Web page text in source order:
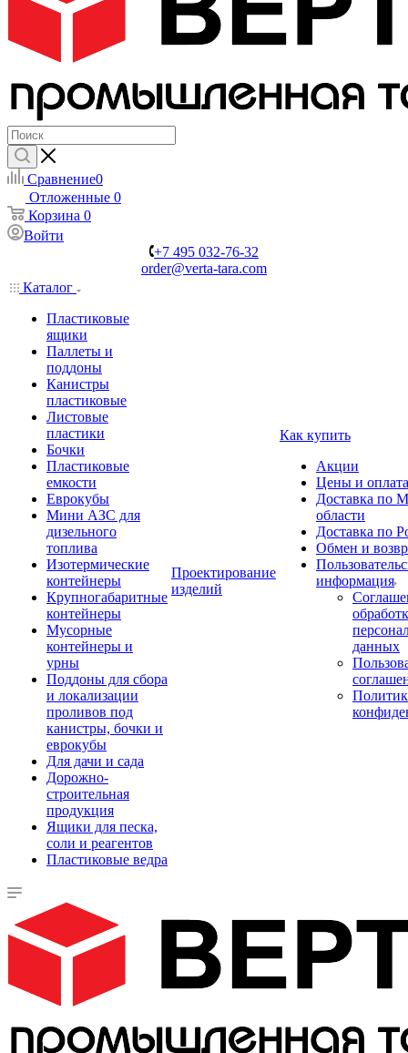
Сравнение0
Отложенные 0
Корзина 0
Войти
+7 495 032-76-32
order@verta-tara.com
Каталог
Пластиковые
ящики
Паллеты и
поддоны
Канистры
пластиковые
Листовые
пластики
Бочки
Пластиковые
емкости
Еврокубы
Мини АЗС для
дизельного
топлива
Изотермические
контейнеры
Крупногабаритные
контейнеры
Мусорные
контейнеры и
урны
Поддоны для сбора
и локализации
проливов под
канистры, бочки и
еврокубы
Для дачи и сада
Дорожно-
строительная
продукция
Ящики для песка,
соли и реагентов
Пластиковые ведра
Проектирование
изделий
Как купить
Акции
Цены и оплата
Доставка по
области
Доставка по
Обмен и
информация
данных